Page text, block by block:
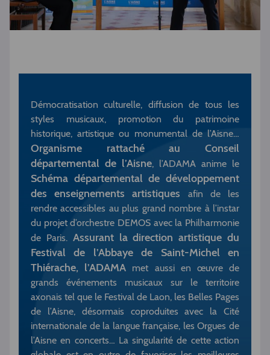
Démocratisation culturelle, diffusion de tous les
styles musicaux, promotion du patrimoine
historique, artistique ou monumental de l’Aisne…
Organisme rattaché au Conseil
départemental de l’Aisne, l’ADAMA anime le
Schéma départemental de développement
des enseignements artistiques afin de les
rendre accessibles au plus grand nombre à l’instar
du projet d’orchestre DEMOS avec la Philharmonie
de Paris. Assurant la direction artistique du
Festival de l’Abbaye de Saint-Michel en
Thiérache, l’ADAMA met aussi en œuvre de
grands événements musicaux sur le territoire
axonais tel que le Festival de Laon, les Belles Pages
de l’Aisne, désormais coproduites avec la Cité
internationale de la langue française, les Orgues de
l’Aisne en concerts… La singularité de cette action